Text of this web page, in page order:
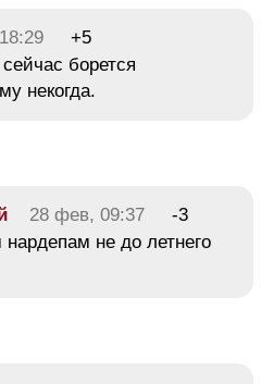
+5
борется
некогда.
28 фев, 09:37
-3
не до летнего